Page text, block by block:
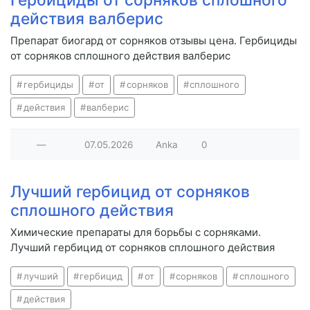
действия валберис
Препарат биогард от сорняков отзывы цена. Гербициды
от сорняков сплошного действия валберис
гербициды от сорняков сплошного
действия валберис
— 07.05.2026 Anka 0
Лучший гербицид от сорняков
сплошного действия
Химические препараты для борьбы с сорняками.
Лучший гербицид от сорняков сплошного действия
лучший гербицид от сорняков сплошного
действия